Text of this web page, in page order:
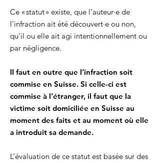
Ce « statut » existe, que l’auteur·e de
l’infraction ait été découvert·e ou non,
qu’il ou elle ait agi intentionnellement ou
par négligence.
Il faut en outre que l’infraction soit
commise en Suisse. Si celle-ci est
commise à l’étranger, il faut que la
victime soit domiciliée en Suisse au
moment des faits et au moment où elle
a introduit sa demande.
L’évaluation de ce statut est basée sur des